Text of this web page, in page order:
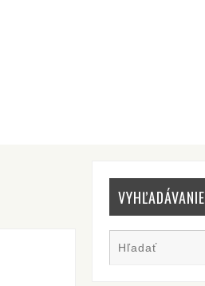
VYHĽADÁVANIE